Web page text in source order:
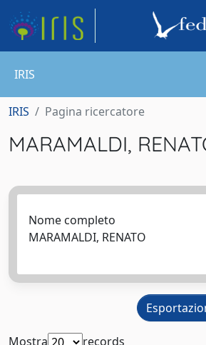
IRIS
IRIS Pagina ricercatore
MARAMALDI,
Nome completo
MARAMALDI, RENATO
Mostra
records